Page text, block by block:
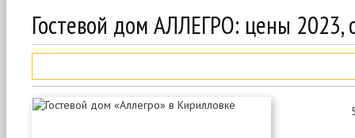
Гостевой дом АЛЛЕГРО: цены 2023,